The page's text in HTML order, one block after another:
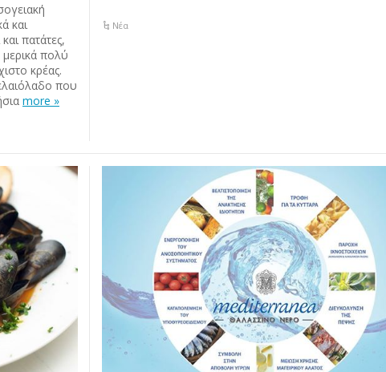
και
πατάτες,
μερικά πολύ
κρέας.
που
more »
Νέα